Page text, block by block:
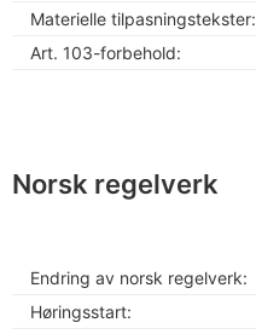
Materielle tilpasningstekster:
Art. 103-forbehold:
Norsk regelverk
Endring av norsk regelverk:
Høringsstart: